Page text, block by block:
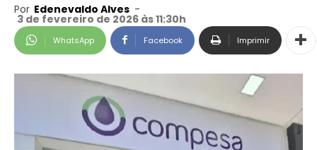
Por Edenevaldo Alves -
3 de fevereiro de 2026 às 11:30h
WhatsApp Facebook Imprimir